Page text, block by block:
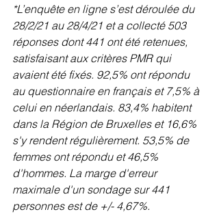
*L’enquête en ligne s’est déroulée du
28/2/21 au 28/4/21 et a collecté 503
réponses dont 441 ont été retenues,
satisfaisant aux critères PMR qui
avaient été fixés. 92,5% ont répondu
au questionnaire en français et 7,5% à
celui en néerlandais. 83,4% habitent
dans la Région de Bruxelles et 16,6%
s'y rendent régulièrement. 53,5% de
femmes ont répondu et 46,5%
d'hommes. La marge d'erreur
maximale d'un sondage sur 441
personnes est de +/- 4,67%.